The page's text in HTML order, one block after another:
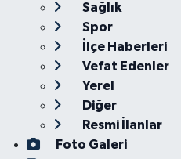
Sağlık
Spor
İlçe Haberleri
Vefat Edenler
Yerel
Diğer
Resmi İlanlar
Foto Galeri